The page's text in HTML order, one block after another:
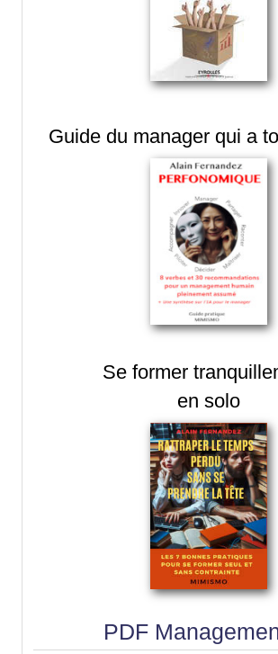
Guide du manager qui a
Se former
en solo
PDF